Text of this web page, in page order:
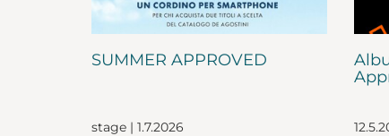
SUMMER APPROVED
stage | 1.7.2026